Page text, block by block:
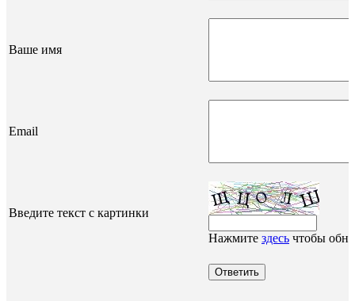
Ваше имя
Email
Введите текст с картинки
Нажмите здесь чтобы